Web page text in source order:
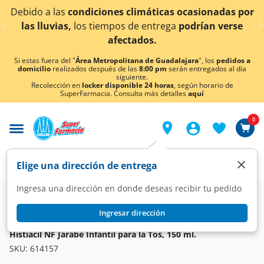
< div class="carousel-inner">
climáticas ocasionadas por
los tiempos de entregapodrían verse
¡Ahora
Si estas fuera del "Área Metropolitana de Guadalajara", los pedidos a
domicilio realizados después de las8:00 pm serán entregados al día
siguiente.
Recolección en locker disponible 24 horas, según horario de
SuperFarmacia. Consulta más detallesaquí
Elige una dirección de entrega
Ingresa una dirección en donde deseas recibir tu pedido
Ingresar dirección
×
0
Farmacia Medicina
Respiratorio
Vías Respiratorias
HISTIACIL
Histiacil NF Jarabe Infantil para la Tos, 150 ml.
SKU: 614157